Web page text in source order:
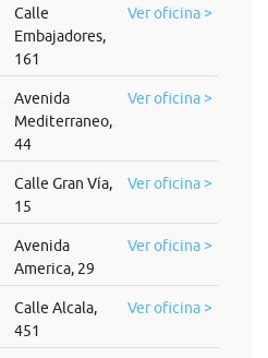
Calle
Embajadores,
161
Ver oficina >
Avenida
Mediterraneo,
44
Ver oficina >
Calle Gran Vía,
15
Ver oficina >
Avenida
America, 29
Ver oficina >
Calle Alcala,
451
Ver oficina >